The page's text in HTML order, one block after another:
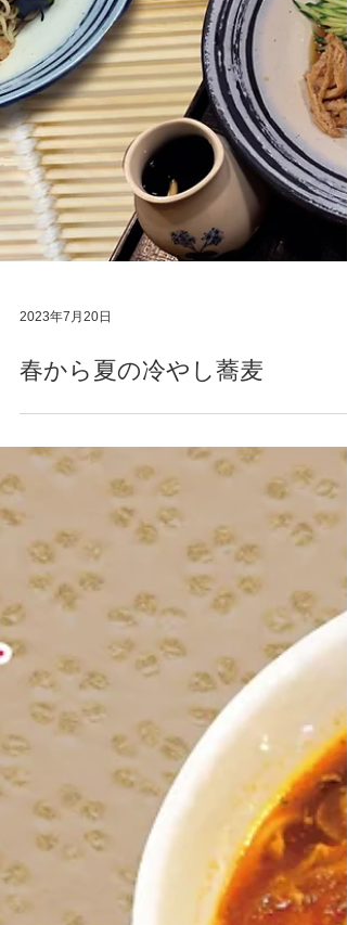
2023年7月20日
春から夏の冷やし蕎麦